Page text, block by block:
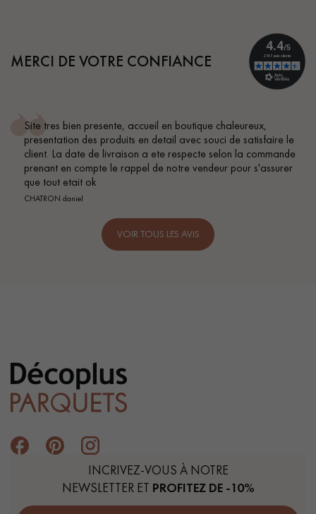
MERCI DE VOTRE CONFIANCE
Site tres bien presente, accueil en boutique chaleureux,
presentation des produits en detail avec souci de satisfaire le
client. La date de livraison a ete respecte selon la commande
prenant en compte le rappel de notre vendeur pour s'assurer
que tout etait ok
CHATRON daniel
VOIR TOUS LES AVIS
INCRIVEZ-VOUS À NOTRE
NEWSLETTER ET PROFITEZ DE -10%